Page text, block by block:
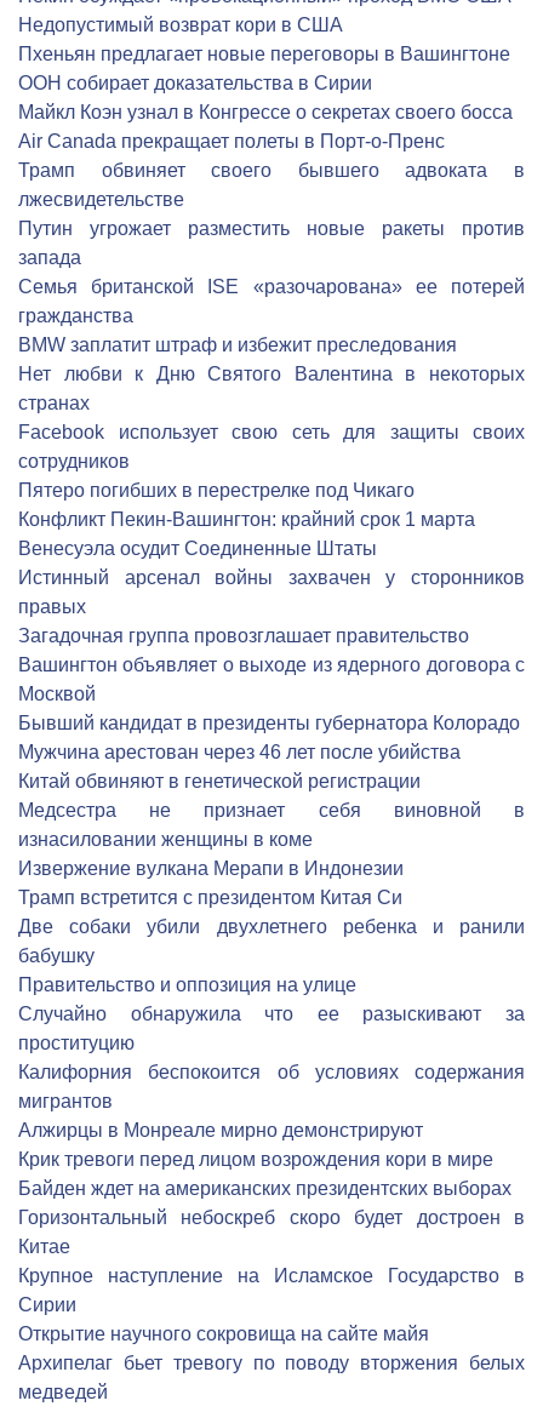
Недопустимый возврат кори в США
Пхеньян предлагает новые переговоры в Вашингтоне
ООН собирает доказательства в Сирии
Майкл Коэн узнал в Конгрессе о секретах своего босса
Air Canada прекращает полеты в Порт-о-Пренс
Трамп обвиняет своего бывшего адвоката в
лжесвидетельстве
Путин угрожает разместить новые ракеты против
запада
Семья британской ISE «разочарована» ее потерей
гражданства
BMW заплатит штраф и избежит преследования
Нет любви к Дню Святого Валентина в некоторых
странах
Facebook использует свою сеть для защиты своих
сотрудников
Пятеро погибших в перестрелке под Чикаго
Конфликт Пекин-Вашингтон: крайний срок 1 марта
Венесуэла осудит Соединенные Штаты
Истинный арсенал войны захвачен у сторонников
правых
Загадочная группа провозглашает правительство
Вашингтон объявляет о выходе из ядерного договора с
Москвой
Бывший кандидат в президенты губернатора Колорадо
Мужчина арестован через 46 лет после убийства
Китай обвиняют в генетической регистрации
Медсестра не признает себя виновной в
изнасиловании женщины в коме
Извержение вулкана Мерапи в Индонезии
Трамп встретится с президентом Китая Си
Две собаки убили двухлетнего ребенка и ранили
бабушку
Правительство и оппозиция на улице
Cлучайно обнаружила что ее разыскивают за
проституцию
Калифорния беспокоится об условиях содержания
мигрантов
Алжирцы в Монреале мирно демонстрируют
Крик тревоги перед лицом возрождения кори в мире
Байден ждет на американских президентских выборах
Горизонтальный небоскреб скоро будет достроен в
Китае
Крупное наступление на Исламское Государство в
Сирии
Открытие научного сокровища на сайте майя
Архипелаг бьет тревогу по поводу вторжения белых
медведей